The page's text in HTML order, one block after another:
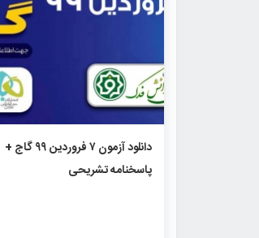
۲۶۵۶
دانلود آزمون ۷ فروردین ۹۹ گاج +
پاسخنامه تشریحی